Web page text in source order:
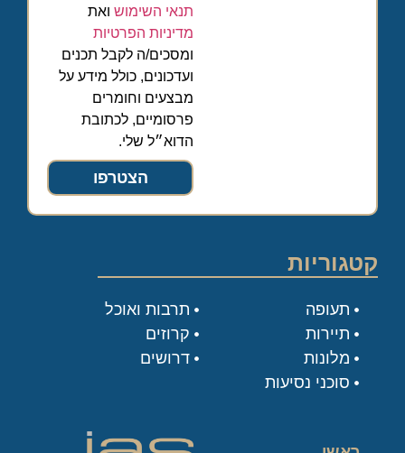
תנאי השימוש ואת
מדיניות הפרטיות
ומסכים/ה לקבל תכנים
ועדכונים, כולל מידע על
מבצעים וחומרים
פרסומיים, לכתובת
הדוא״ל שלי.
הצטרפו
קטגוריות
תעופה
תיירות
מלונות
סוכני נסיעות
תרבות ואוכל
קרוזים
דרושים